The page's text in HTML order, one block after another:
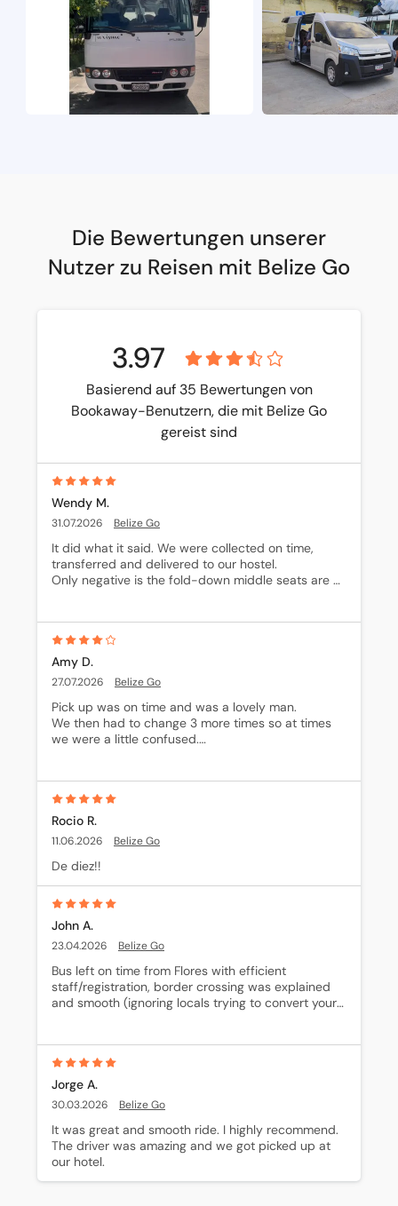
Die Bewertungen unserer
Nutzer zu Reisen mit Belize Go
3.97
Basierend auf 35 Bewertungen von
Bookaway-Benutzern, die mit Belize Go
gereist sind
Wendy M.
31.07.2026 Belize Go
It did what it said. We were collected on time,
transferred and delivered to our hostel.
Only negative is the fold-down middle seats are
Amy D.
27.07.2026 Belize Go
Pick up was on time and was a lovely man.
We then had to change 3 more times so at times
we were a little confused.
Rocio R.
11.06.2026 Belize Go
De diez!!
John A.
23.04.2026 Belize Go
Bus left on time from Flores with efficient
staff/registration, border crossing was explained
and smooth (ignoring locals trying to convert your
Jorge A.
30.03.2026 Belize Go
It was great and smooth ride. I highly recommend.
The driver was amazing and we got picked up at
our hotel.